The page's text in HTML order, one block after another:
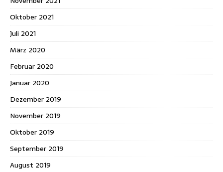
Oktober 2021
Juli 2021
März 2020
Februar 2020
Januar 2020
Dezember 2019
November 2019
Oktober 2019
September 2019
August 2019